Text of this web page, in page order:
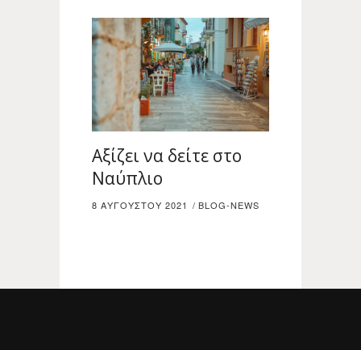
Αξίζει να δείτε στο
Ναύπλιο
8 ΑΥΓΟΎΣΤΟΥ 2021 BLOG-NEWS